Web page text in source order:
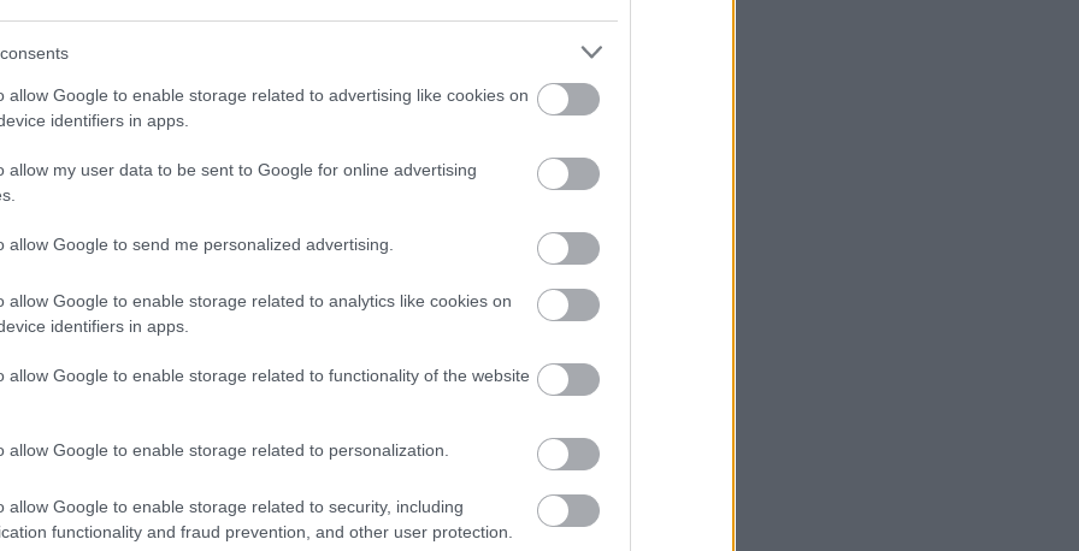
allow Google to enable storage related to advertising like cookies on
identifiers in apps.
allow my user data to be sent to Google for online advertising
allow Google to send me personalized advertising.
allow Google to enable storage related to analytics like cookies on
identifiers in apps.
allow Google to enable storage related to functionality of the website
allow Google to enable storage related to personalization.
allow Google to enable storage related to security, including
functionality and fraud prevention, and other user protection.
tagjai: Lil Frakk, Hundred Sins és Sisi
ő más. Szóval, hogy nem csak jól rappel, hanem ő más.
Sokszor egy videón más jön át, élőben viszont látod, hogy
a közönséggel. Ha valaki kimegy a színpadra, az első fél
a kezében, dülöngélve jött föl. Jó a lazaság, de az nem
már akkora arca van, mintha
alázat, a kellő egó is, és még tehetséges is, és van